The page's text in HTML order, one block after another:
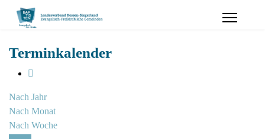
Terminkalender
Nach Jahr
Nach Monat
Nach Woche